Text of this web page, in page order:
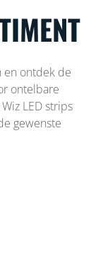
en ontdek de
ontelbare
LED strips
gewenste